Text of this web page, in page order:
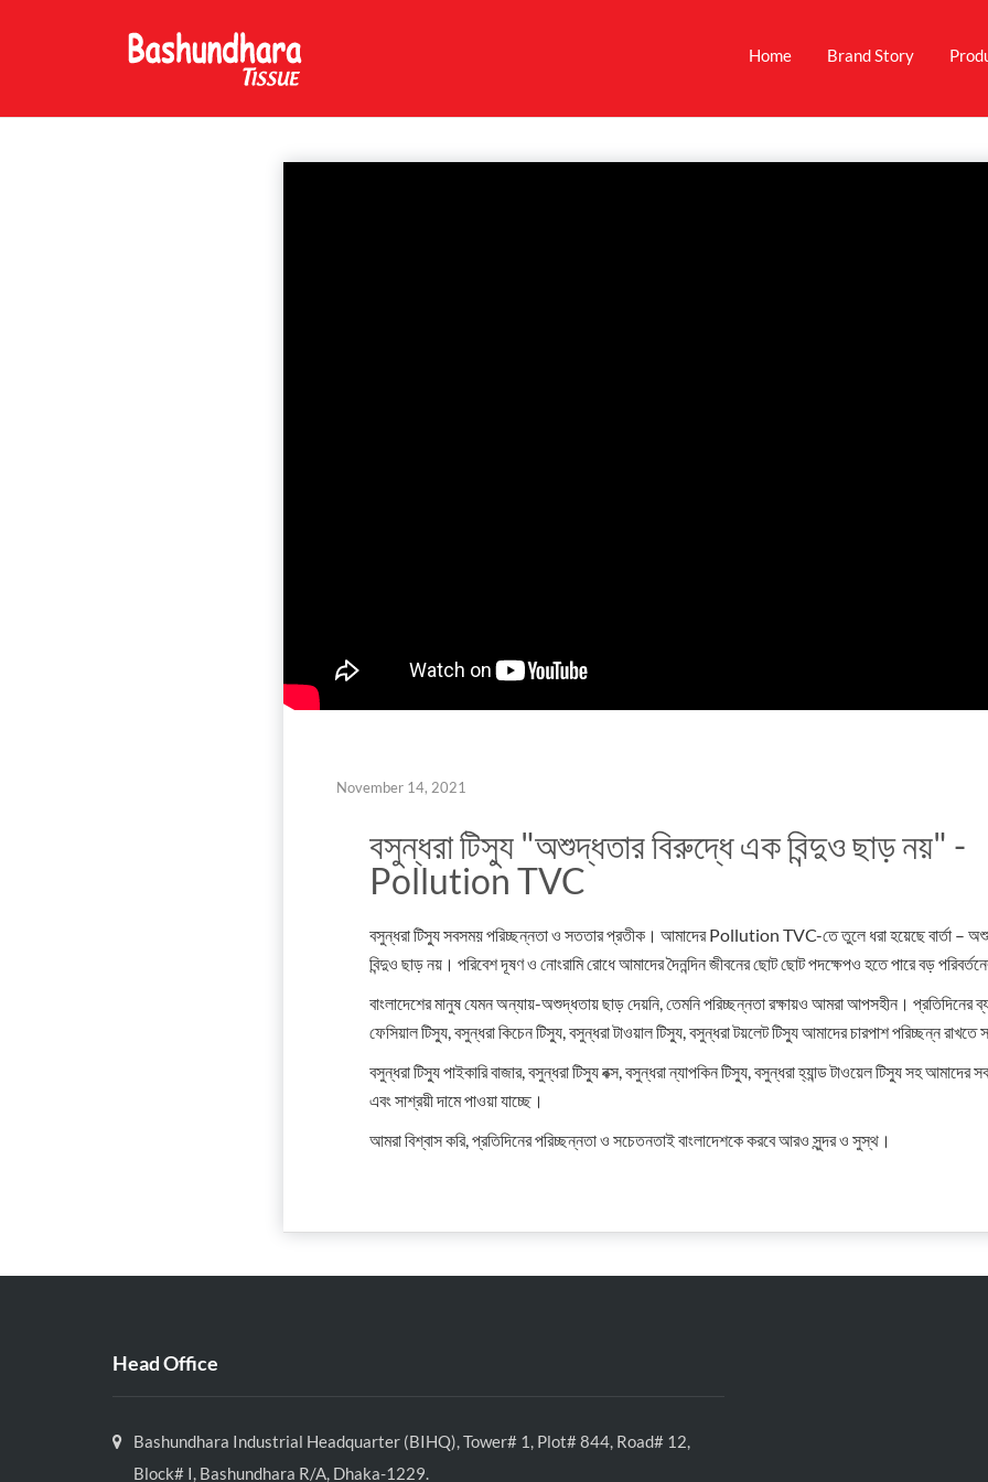
Home Brand Story
November 14, 2021
বসুন্ধরা টিস্যু "অশুদ্ধতার বিরুদ্ধে এক বিন্দুও ছাড় নয়" -
Pollution TVC
বসুন্ধরা টিস্যু সবসময় পরিচ্ছন্নতা ও সততার প্রতীক। আমাদের Pollution TVC-তে তুলে ধরা হয়েছে বার্তা –
বিন্দুও ছাড় নয়। পরিবেশ দূষণ ও নোংরামি রোধে আমাদের দৈনন্দিন জীবনের ছোট ছোট পদক্ষেপও হতে পারে বড়
বাংলাদেশের মানুষ যেমন অন্যায়-অশুদ্ধতায় ছাড় দেয়নি, তেমনি পরিচ্ছন্নতা রক্ষায়ও আমরা আপসহীন। প্রতিদিনের
ফেসিয়াল টিস্যু, বসুন্ধরা কিচেন টিস্যু, বসুন্ধরা টাওয়াল টিস্যু, বসুন্ধরা টয়লেট টিস্যু আমাদের চারপাশ পরিচ্ছন্ন রাখতে
বসুন্ধরা টিস্যু পাইকারি বাজার, বসুন্ধরা টিস্যু বক্স, বসুন্ধরা ন্যাপকিন টিস্যু, বসুন্ধরা হ্যান্ড টাওয়েল টিস্যু সহ
এবং সাশ্রয়ী দামে পাওয়া যাচ্ছে।
আমরা বিশ্বাস করি, প্রতিদিনের পরিচ্ছন্নতা ও সচেতনতাই বাংলাদেশকে করবে আরও সুন্দর ও সুস্থ।
Head Office
Bashundhara Industrial Headquarter (BIHQ), Tower# 1, Plot# 844, Road# 12,
Block# I, Bashundhara R/A, Dhaka-1229.